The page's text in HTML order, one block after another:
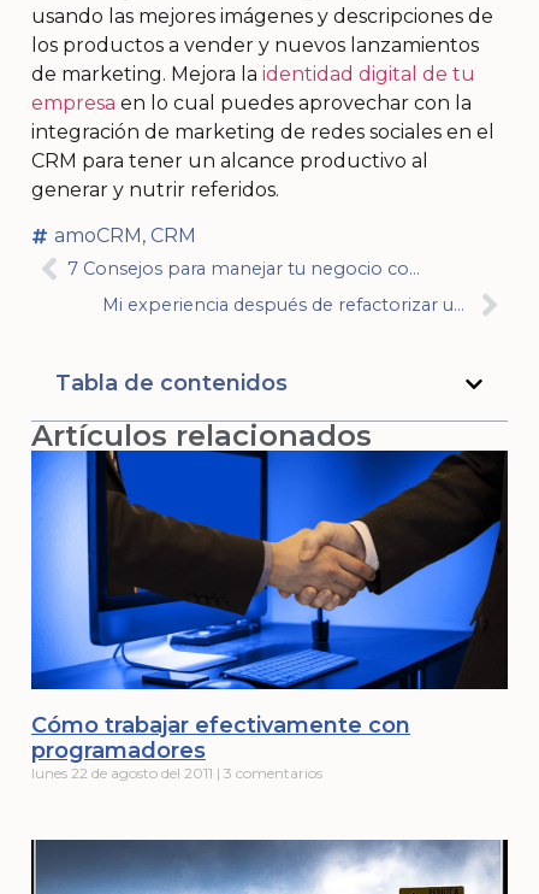
Tabla de contenidos
Artículos relacionados
Cómo trabajar efectivamente con
programadores
lunes 22 de agosto del 2011 3 comentarios
usando las mejores imágenes y descripciones de
los productos a vender y nuevos lanzamientos
de marketing. Mejora la identidad digital de tu
empresa en lo cual puedes aprovechar con la
integración de marketing de redes sociales en el
CRM para tener un alcance productivo al
generar y nutrir referidos.
amoCRM, CRM
7 Consejos para manejar tu negocio como freelance
Mi experiencia después de refactorizar un proyecto creado con Vibe Coding (y usar Vibe Coding para hacerlo)